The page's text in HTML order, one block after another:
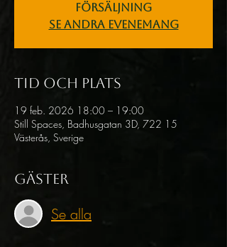
försäljning
Se andra evenemang
Tid och plats
19 feb. 2026 18:00 – 19:00
Still Spaces, Badhusgatan 3D, 722 15
Västerås, Sverige
Gäster
Se alla